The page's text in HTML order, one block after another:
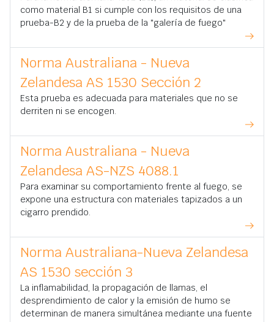
como material B1 si cumple con los requisitos de una
prueba-B2 y de la prueba de la "galería de fuego"
Norma Australiana - Nueva
Zelandesa AS 1530 Sección 2
Esta prueba es adecuada para materiales que no se
derriten ni se encogen.
Norma Australiana - Nueva
Zelandesa AS-NZS 4088.1
Para examinar su comportamiento frente al fuego, se
expone una estructura con materiales tapizados a un
cigarro prendido.
Norma Australiana-Nueva Zelandesa
AS 1530 sección 3
La inflamabilidad, la propagación de llamas, el
desprendimiento de calor y la emisión de humo se
determinan de manera simultánea mediante una fuente